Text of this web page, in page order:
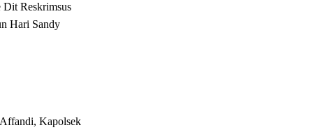
Reskrimsus
Hari Sandy
Affandi, Kapolsek